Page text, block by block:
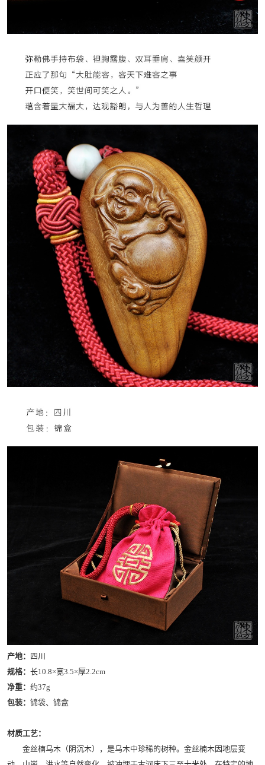
产地：
四川
规格： 长10.8×宽3.5×厚2.2cm
净重： 约37g
包装： 锦袋、锦盒
材质工艺：
金丝楠乌木（阴沉木），是乌木中珍稀的树种。金丝楠木因地层变